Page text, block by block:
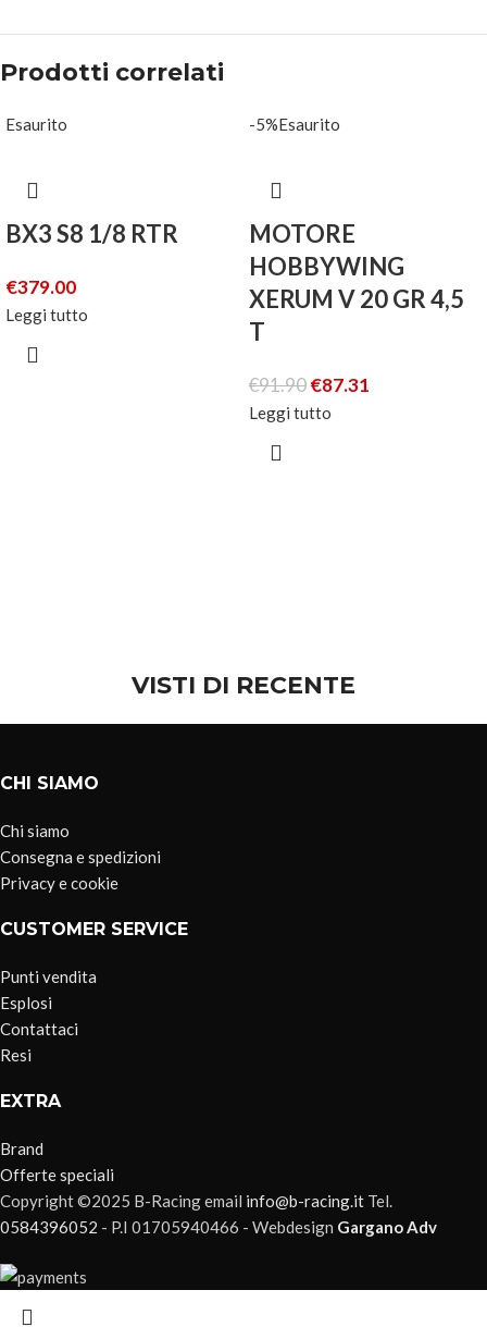
Prodotti correlati
Esaurito
BX3 S8 1/8 RTR
€379.00
Leggi tutto
-5%Esaurito
MOTORE
HOBBYWING
XERUM V 20 GR 4,5
T
€91.90€87.31
Leggi tutto
VISTI DI RECENTE
CHI SIAMO
Chi siamo
Consegna e spedizioni
Privacy e cookie
CUSTOMER SERVICE
Punti vendita
Esplosi
Contattaci
Resi
EXTRA
Brand
Offerte speciali
Copyright ©2025 B-Racing email info@b-racing.it Tel.
0584396052 - P.I 01705940466 - Webdesign Gargano Adv